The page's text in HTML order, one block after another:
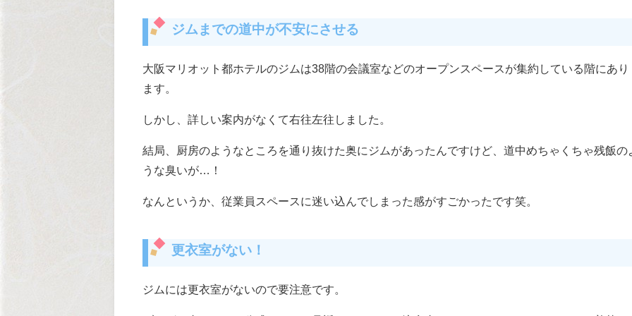
ジムまでの道中が不安にさせる
大阪マリオット都ホテルのジムは38階の会議室などのオープンスペースが集約している階にあり
ます。
しかし、詳しい案内がなくて右往左往しました。
結局、厨房のようなところを通り抜けた奥にジムがあったんですけど、道中めちゃくちゃ残飯の
うな臭いが…！
なんというか、従業員スペースに迷い込んでしまった感がすごかったです笑。
更衣室がない！
ジムには更衣室がないので要注意です。